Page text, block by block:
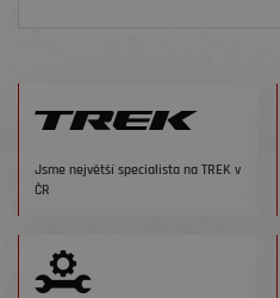
Jsme největší specialista na TREK v
ČR